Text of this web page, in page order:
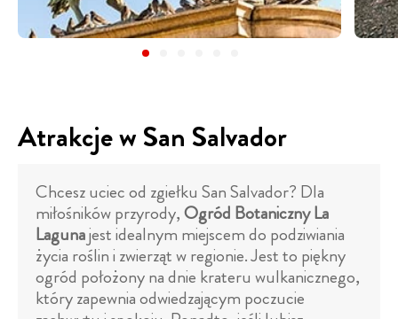
Atrakcje w San Salvador
Chcesz uciec od zgiełku San Salvador? Dla
miłośników przyrody,Ogród Botaniczny La
Lagunajest idealnym miejscem do podziwiania
życia roślin i zwierząt w regionie. Jest to piękny
ogród położony na dnie krateru wulkanicznego,
który zapewnia odwiedzającym poczucie